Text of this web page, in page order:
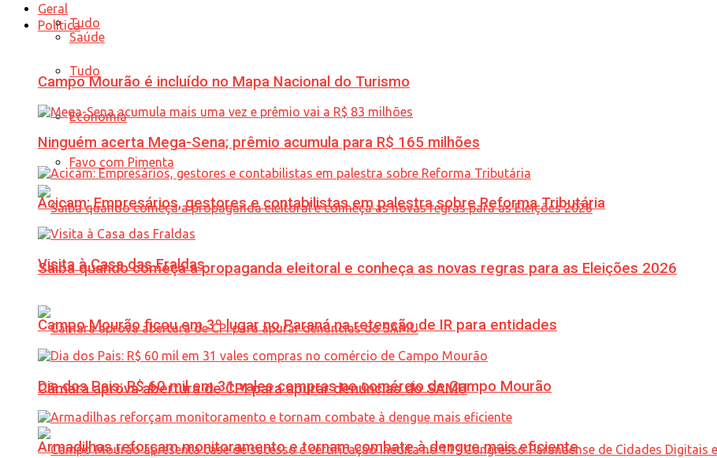
Política
Tudo
Economia
Favo com Pimenta
Saiba quando começa a propaganda eleitoral e conheça as novas regras para as Eleições 2026
Câmara aprova abertura de CPI para apurar denúncias do SAMU
Geral
Tudo
Saúde
Campo Mourão é incluído no Mapa Nacional do Turismo
Ninguém acerta Mega-Sena; prêmio acumula para R$ 165 milhões
Acicam: Empresários, gestores e contabilistas em palestra sobre Reforma Tributária
Visita à Casa das Fraldas
Campo Mourão ficou em 3º lugar no Paraná na retenção de IR para entidades
Dia dos Pais: R$ 60 mil em 31 vales compras no comércio de Campo Mourão
Armadilhas reforçam monitoramento e tornam combate à dengue mais eficiente